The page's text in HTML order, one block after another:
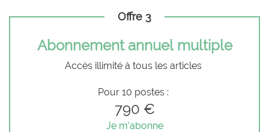
Offre 3
Abonnement annuel multiple
Accès illimité à tous les articles
Pour 10 postes :
790 €
Je m'abonne